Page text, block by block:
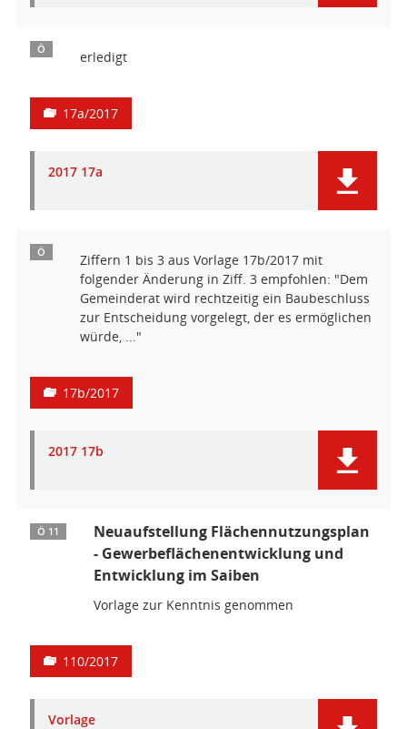
Ö erledigt
17a/2017
2017 17a
Ö
Ziffern 1 bis 3 aus Vorlage 17b/2017 mit
folgender Änderung in Ziff. 3 empfohlen: "Dem
Gemeinderat wird rechtzeitig ein Baubeschluss
zur Entscheidung vorgelegt, der es ermöglichen
würde, ..."
17b/2017
2017 17b
Ö 11
Neuaufstellung Flächennutzungsplan
- Gewerbeflächenentwicklung und
Entwicklung im Saiben
Vorlage zur Kenntnis genommen
110/2017
Vorlage